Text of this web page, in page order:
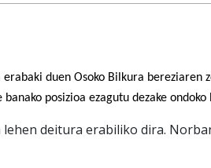
duen Osoko Bilkura bereziaren
posizioa ezagutu dezake
lehen deitura erabiliko dira.